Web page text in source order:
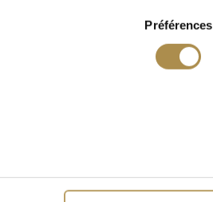
Préférences